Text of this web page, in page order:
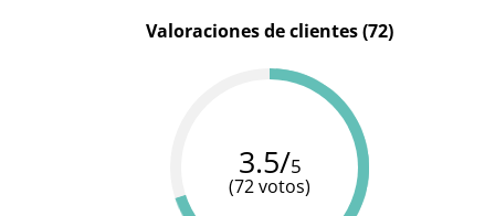
Valoraciones de clientes (72)
3.5/5
(72 votos)